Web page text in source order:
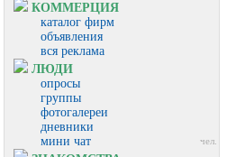
КОММЕРЦИЯ
каталог фирм
объявления
вся реклама
ЛЮДИ
опросы
группы
фотогалереи
дневники
мини чат
чел.